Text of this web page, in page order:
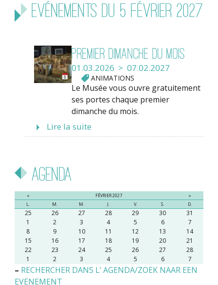
Evénements du 5 février 2027
Premier dimanche du mois
01.03.2026 > 07.02.2027
ANIMATIONS
Le Musée vous ouvre gratuitement
ses portes chaque premier
dimanche du mois.
Lire la suite
Agenda
« FÉVRIER 2027
»
L.
M. M. J. V. S. D.
25 26 27 28 29 30
31
1
2 3 4 5 6
7
8
9 10 11 12 13
14
15
16 17 18 19 20
21
22
23 24 25 26 27
28
1
2 3 4 5 6 7
– RECHERCHER DANS L’ AGENDA/ZOEK NAAR EEN
EVENEMENT